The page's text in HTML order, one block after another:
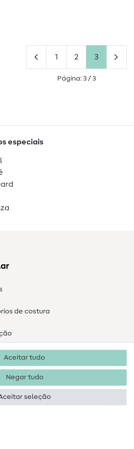
1 2 3
Página: 3 / 3
especiais
de costura
Aceitar tudo
Negar tudo
seleção